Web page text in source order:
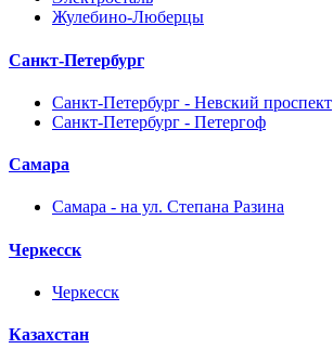
Жулебино-Люберцы
Санкт-Петербург
Санкт-Петербург - Невский проспект
Санкт-Петербург - Петергоф
Самара
Самара - на ул. Степана Разина
Черкесск
Черкесск
Казахстан